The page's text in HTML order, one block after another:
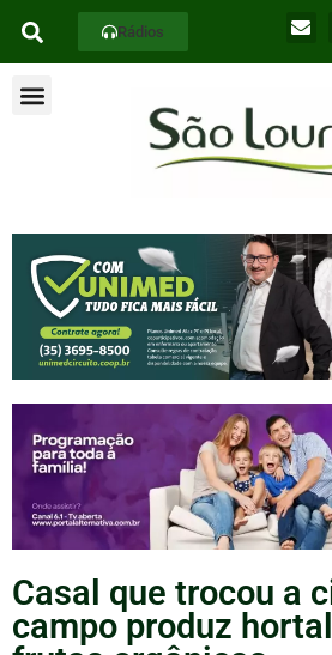
Rádios
Casal que trocou a
campo produz